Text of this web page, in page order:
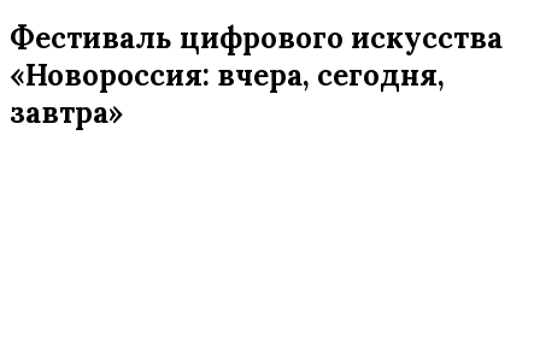
Фестиваль цифрового искусства
«Новороссия: вчера, сегодня,
завтра»